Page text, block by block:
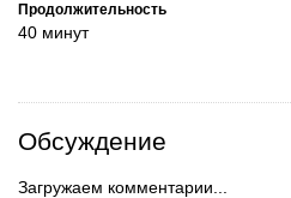
Продолжительность
40 минут
Обсуждение
Загружаем комментарии...